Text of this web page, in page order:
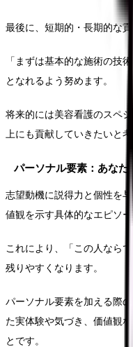
最後に、短期的・長期的な
「まずは基本的な施術の技
となれるよう努めます。
将来的には美容看護のスペ
上にも貢献していきたいと
パーソナル要素：あなた
志望動機に説得力と個性を
値観を示す具体的なエピソ
これにより、「この人なら
残りやすくなります。
パーソナル要素を加える際
た実体験や気づき、価値観
とです。